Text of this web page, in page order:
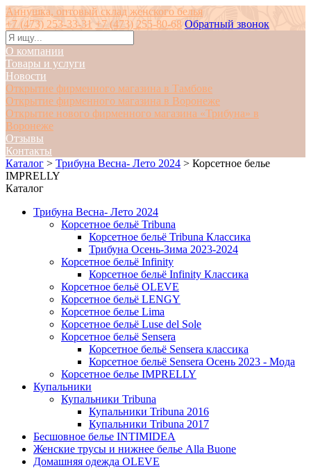
Аннушка, оптовый склад женского белья
+7 (473) 253-33-31 +7 (473) 255-80-68 Обратный звонок
О компании
Товары и услуги
Новости
Открытие фирменного магазина в Тамбове
Открытие фирменного магазина в Воронеже
Открытие нового фирменного магазина «Трибуна» в
Воронеже
Отзывы
Контакты
Каталог > Трибуна Весна- Лето 2024 > Корсетное белье
IMPRELLY
Каталог
Трибуна Весна- Лето 2024
Корсетное бельё Tribuna
Корсетное бельё Tribuna Классика
Трибуна Осень-Зима 2023-2024
Корсетное бельё Infinity
Корсетное бельё Infinity Классика
Корсетное бельё OLEVE
Корсетное бельё LENGY
Корсетное белье Lima
Корсетное бельё Luse del Sole
Корсетное бельё Sensera
Корсетное бельё Sensera классика
Корсетное бельё Sensera Осень 2023 - Мода
Корсетное белье IMPRELLY
Купальники
Купальники Tribuna
Купальники Tribuna 2016
Купальники Tribuna 2017
Бесшовное белье INTIMIDEA
Женские трусы и нижнее белье Alla Buone
Домашняя одежда OLEVE